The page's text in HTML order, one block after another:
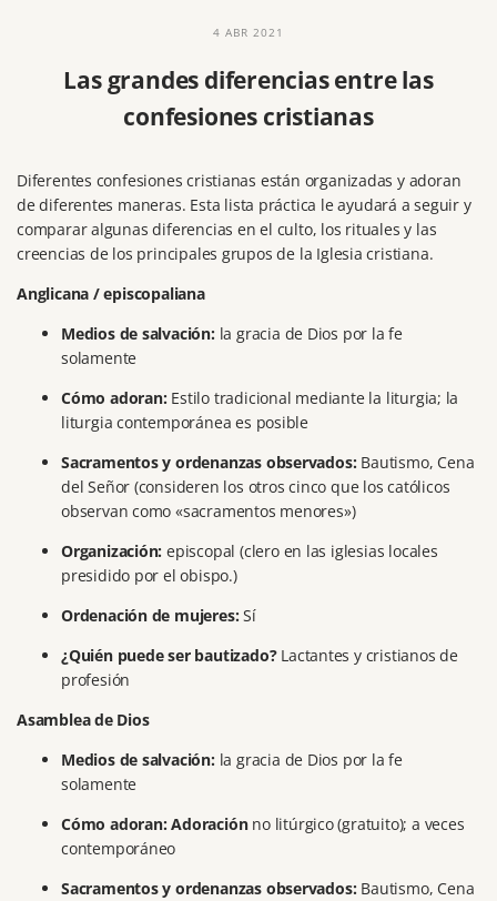
4 ABR 2021
Las grandes diferencias entre las
confesiones cristianas
Diferentes confesiones cristianas están organizadas y adoran
de diferentes maneras. Esta lista práctica le ayudará a seguir y
comparar algunas diferencias en el culto, los rituales y las
creencias de los principales grupos de la Iglesia cristiana.
Anglicana / episcopaliana
Medios de salvación: la gracia de Dios por la fe
solamente
Cómo adoran: Estilo tradicional mediante la liturgia; la
liturgia contemporánea es posible
Sacramentos y ordenanzas observados: Bautismo, Cena
del Señor (consideren los otros cinco que los católicos
observan como «sacramentos menores»)
Organización: episcopal (clero en las iglesias locales
presidido por el obispo.)
Ordenación de mujeres:Sí
¿Quién puede ser bautizado? Lactantes y cristianos de
profesión
Asamblea de Dios
Medios de salvación: la gracia de Dios por la fe
solamente
Cómo adoran: Adoración no litúrgico (gratuito); a veces
contemporáneo
Sacramentos y ordenanzas observados: Bautismo, Cena